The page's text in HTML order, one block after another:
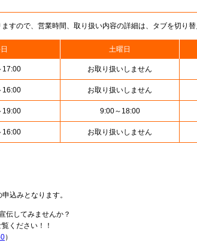
すので、営業時間、取り扱い内容の詳細は、タブを切り替
土曜日
17:00 お取り扱いしません
16:00 お取り扱いしません
19:00 9:00～18:00
16:00 お取り扱いしません
込みとなります。
伝してみませんか？
ください！！
）